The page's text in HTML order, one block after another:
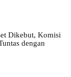
Dikebut, Komisi
dengan